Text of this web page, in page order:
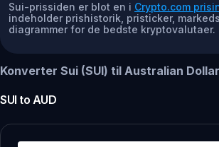
Sui-prissiden er blot en i Crypto.com
indeholder prishistorik, pristicker,
diagrammer for de bedste kryptovalutaer.
Konverter Sui (SUI) til Australian
SUI to AUD